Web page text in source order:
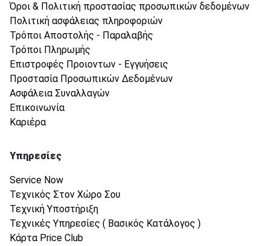
Όροι & Πολιτική προστασίας προσωπικών δεδομένων
Πολιτική ασφάλειας πληροφοριών
Τρόποι Αποστολής - Παραλαβής
Τρόποι Πληρωμής
Επιστροφές Προιοντων - Εγγυήσεις
Προστασία Προσωπικών Δεδομένων
Ασφάλεια Συναλλαγών
Επικοινωνία
Καριέρα
Υπηρεσίες
Service Now
Τεχνικός Στον Χώρο Σου
Τεχνική Υποστήριξη
Τεχνικές Υπηρεσίες ( Βασικός Κατάλογος )
Κάρτα Price Club